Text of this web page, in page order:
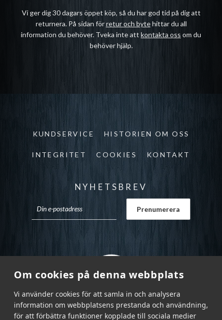
Om cookies på denna webbplats
Vi använder cookies för att samla in och analysera
information om webbplatsens prestanda och användning,
för att förbättra funktioner kopplade till sociala medier
Vi ger dig 30 dagars öppet köp, så du har god tid på dig att
returnera. På sidan förretur och bytehittar du all
information du behöver. Tveka inte att kontakta oss om du
behöver hjälp.
KUNDSERVICE HISTORIEN OM OSS
INTEGRITET COOKIES KONTAKT
NYHETSBREV